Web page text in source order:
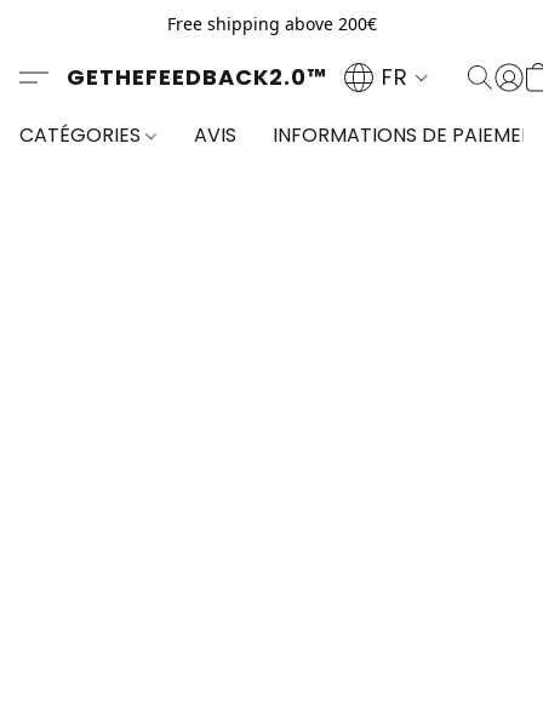
Free shipping above 200€
GETHEFEEDBACK2.0™ FR
CATÉGORIES AVIS INFORMATIONS DE